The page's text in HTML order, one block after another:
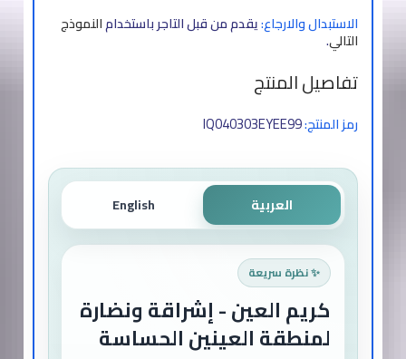
الاستبدال والارجاع:يقدم من قبل التاجر باستخدامالنموذج
التالي.
تفاصيل المنتج
رمز المنتج:IQ040303EYEE99
العربية English
✨ نظرة سريعة
كريم العين - إشراقة ونضارة
لمنطقة العينين الحساسة